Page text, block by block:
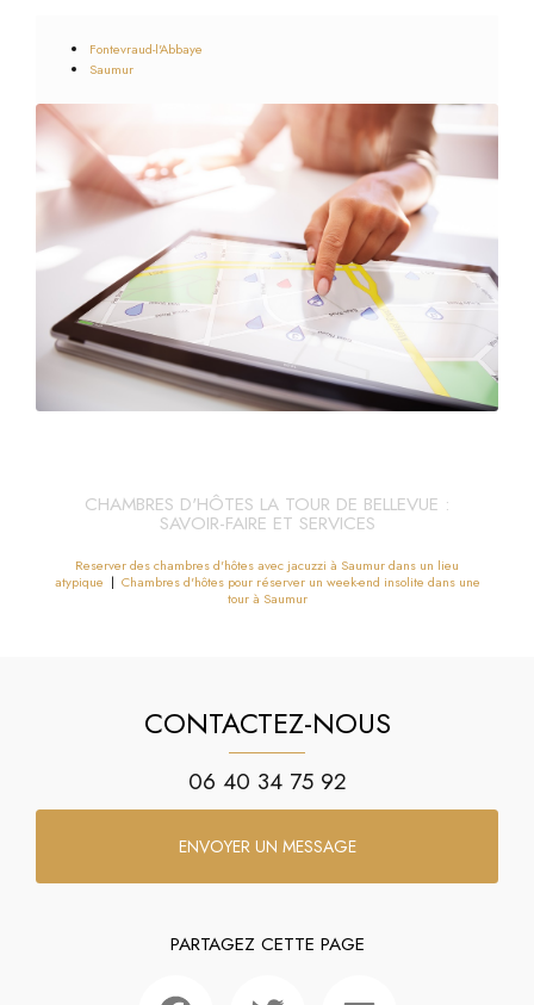
Fontevraud-l'Abbaye
Saumur
CHAMBRES D'HÔTES LA TOUR DE BELLEVUE :
SAVOIR-FAIRE ET SERVICES
Reserver des chambres d'hôtes avec jacuzzi à Saumur dans un lieu
atypique | Chambres d'hôtes pour réserver un week-end insolite dans une
tour à Saumur
CONTACTEZ-NOUS
06 40 34 75 92
ENVOYER UN MESSAGE
PARTAGEZ CETTE PAGE